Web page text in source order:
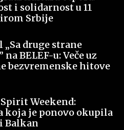
i solidarnost u 11
Srbije
druge strane
na BELEF-u: Veče uz
bezvremenske hitove
Weekend:
koja je ponovo okupila
Balkan